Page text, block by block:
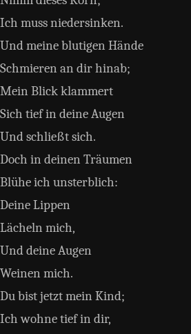
Ich muss niedersinken.
Und meine blutigen Hände
Schmieren an dir hinab;
Mein Blick klammert
Sich tief in deine Augen
Und schließt sich.
Doch in deinen Träumen
Blühe ich unsterblich:
Deine Lippen
Lächeln mich,
Und deine Augen
Weinen mich.
Du bist jetzt mein Kind;
Ich wohne tief in dir,